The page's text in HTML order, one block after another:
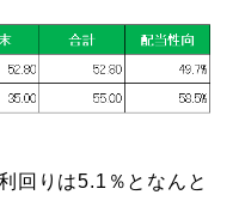
回りは5.1％となんと